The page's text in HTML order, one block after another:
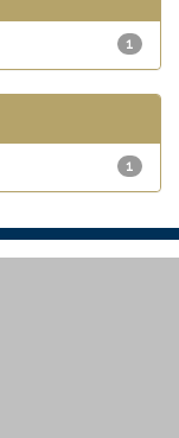
1
1